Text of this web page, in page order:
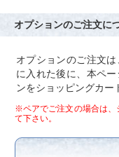
オプションのご注文に
オプションのご注文
に入れた後に、本ペ
ンをショッピングカー
※ペアでご注文の場合は、
て下さい。